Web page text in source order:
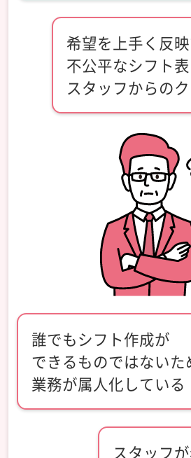
希望を上手く反映
不公平なシフト表
スタッフからの
誰でもシフト作成が
できるものではないた
業務が属人化している
スタッフ